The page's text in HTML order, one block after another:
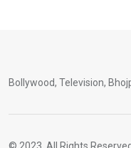
Bollywood, Television,
© 2023. All Rights